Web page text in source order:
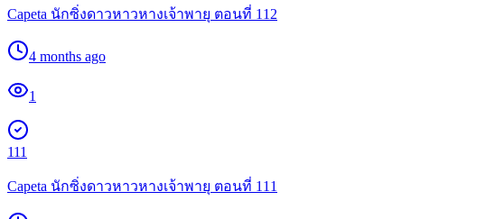
Capeta นักซิ่งดาวหาวหางเจ้าพายุ ตอนที่ 112
4 months ago
1
111
Capeta นักซิ่งดาวหาวหางเจ้าพายุ ตอนที่ 111